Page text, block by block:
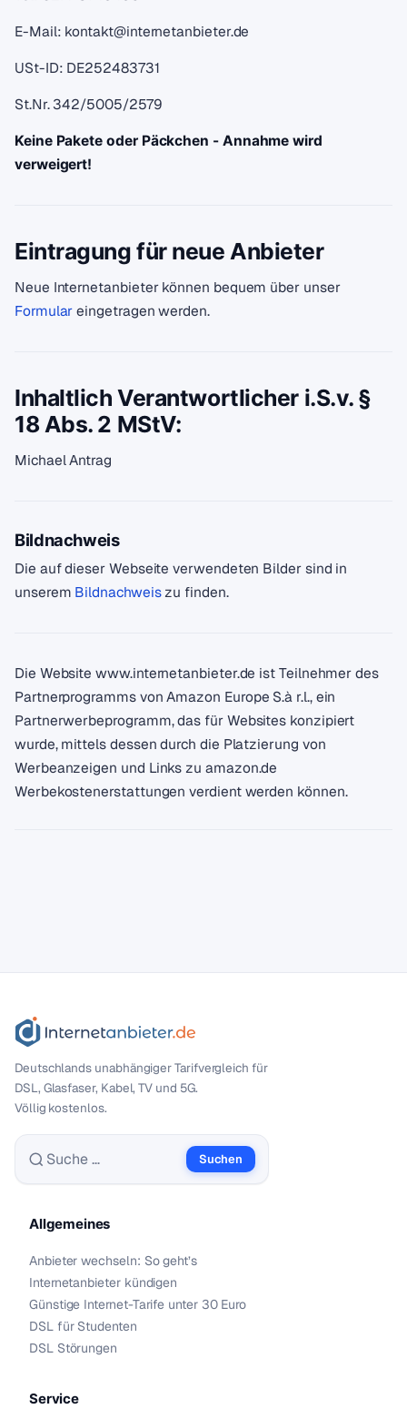
E-Mail: kontakt@internetanbieter.de
USt-ID: DE252483731
St.Nr. 342/5005/2579
Keine Pakete oder Päckchen - Annahme wird
verweigert!
Eintragung für neue Anbieter
Neue Internetanbieter können bequem über unser
Formulareingetragen werden.
Inhaltlich Verantwortlicher i.S.v. §
18 Abs. 2 MStV:
Michael Antrag
Bildnachweis
Die auf dieser Webseite verwendeten Bilder sind in
unserem Bildnachweiszu finden.
Die Website www.internetanbieter.de ist Teilnehmer des
Partnerprogramms von Amazon Europe S.à r.l., ein
Partnerwerbeprogramm, das für Websites konzipiert
wurde, mittels dessen durch die Platzierung von
Werbeanzeigen und Links zu amazon.de
Werbekostenerstattungen verdient werden können.
Deutschlands unabhängiger Tarif­vergleich für
DSL, Glasfaser, Kabel, TV und 5G.
Völlig kostenlos.
Suche nach:
Suchen
Allgemeines
Anbieter wechseln: So geht’s
Internetanbieter kündigen
Günstige Internet-Tarife unter 30 Euro
DSL für Studenten
DSL Störungen
Service